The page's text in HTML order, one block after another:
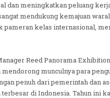
dan meningkatkan peluang
mendukung kemajuan
pameran kelas internasional,
Reed Panorama
munculnya para
penuh dari pemerintah dan
di Indonesia. Tahun ini